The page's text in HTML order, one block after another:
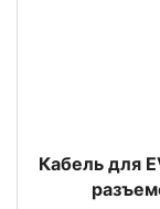
Кабель для